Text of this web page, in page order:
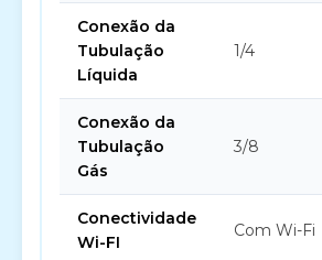
Conexão da
Tubulação
Líquida
1/4
Conexão da
Tubulação
Gás
3/8
Conectividade
Wi-FI
Com Wi-Fi